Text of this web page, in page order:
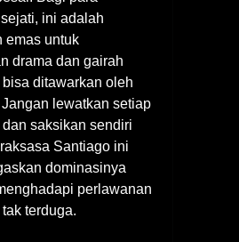
ini adalah
emas untuk
drama dan gairah
ditawarkan oleh
lewatkan setiap
saksikan sendiri
Santiago ini
dominasinya
perlawanan
terduga.